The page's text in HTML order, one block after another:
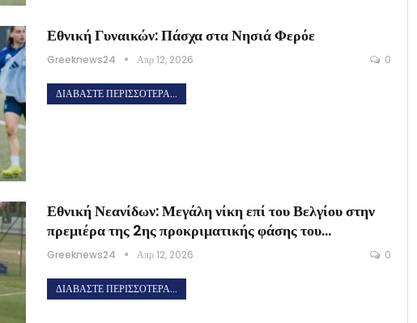
Εθνική Γυναικών: Πάσχα στα Νησιά Φερόε
Greeknews24 Απρ 12, 2026 0
ΔΙΑΒΆΣΤΕ ΠΕΡΙΣΣΌΤΕΡΑ...
Εθνική Νεανίδων: Μεγάλη νίκη επί του Βελγίου στην
πρεμιέρα της 2ης προκριματικής φάσης του…
Greeknews24 Απρ 12, 2026 0
ΔΙΑΒΆΣΤΕ ΠΕΡΙΣΣΌΤΕΡΑ...